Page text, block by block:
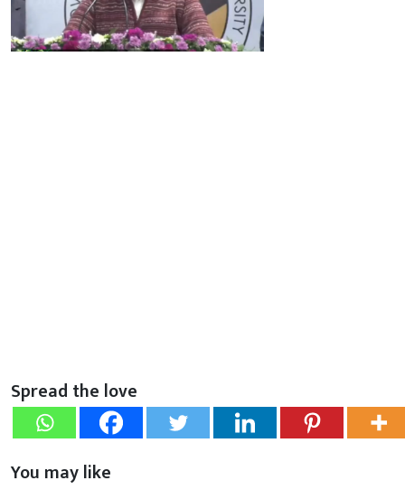
Spread the love
You may like